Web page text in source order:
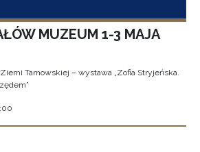
MUZEUM 1-3 MAJA
Tarnowskiej – wystawa „Zofia Stryjeńska.